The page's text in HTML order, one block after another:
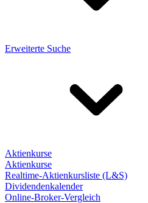
Erweiterte Suche
Aktienkurse
Aktienkurse
Realtime-Aktienkursliste (L&S)
Dividendenkalender
Online-Broker-Vergleich